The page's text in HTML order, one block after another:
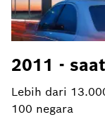
2011 -
Lebih dari
100 negara